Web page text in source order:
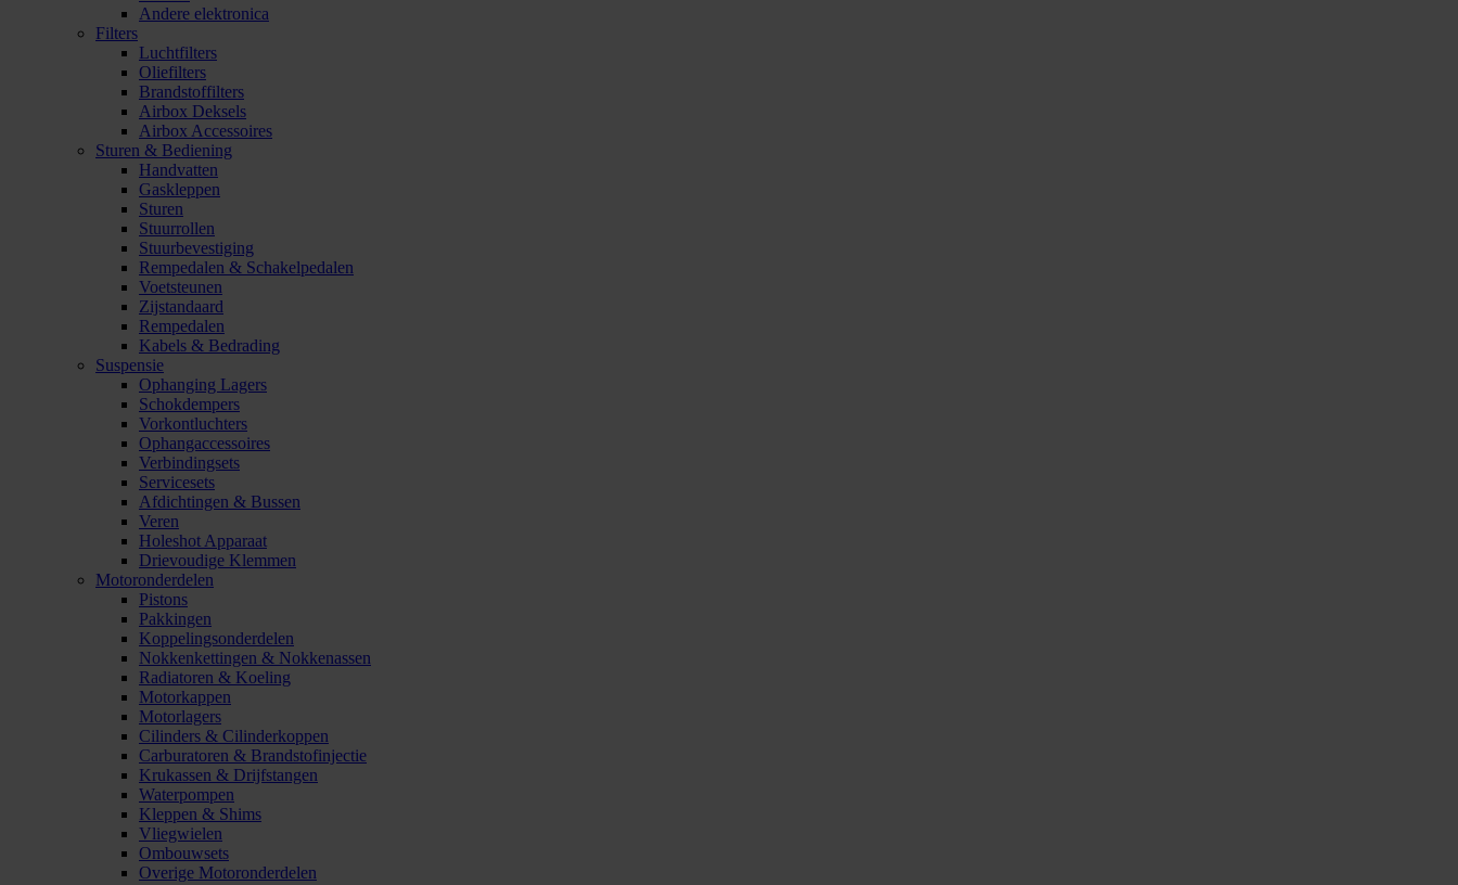
Andere elektronica
Filters
Luchtfilters
Oliefilters
Brandstoffilters
Airbox Deksels
Airbox Accessoires
Sturen & Bediening
Handvatten
Gaskleppen
Sturen
Stuurrollen
Stuurbevestiging
Rempedalen & Schakelpedalen
Voetsteunen
Zijstandaard
Rempedalen
Kabels & Bedrading
Suspensie
Ophanging Lagers
Schokdempers
Vorkontluchters
Ophangaccessoires
Verbindingsets
Servicesets
Afdichtingen & Bussen
Veren
Holeshot Apparaat
Drievoudige Klemmen
Motoronderdelen
Pistons
Pakkingen
Koppelingsonderdelen
Nokkenkettingen & Nokkenassen
Radiatoren & Koeling
Motorkappen
Motorlagers
Cilinders & Cilinderkoppen
Carburatoren & Brandstofinjectie
Krukassen & Drijfstangen
Waterpompen
Kleppen & Shims
Vliegwielen
Ombouwsets
Overige Motoronderdelen